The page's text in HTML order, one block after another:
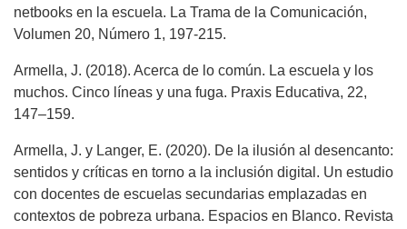
netbooks en la escuela. La Trama de la Comunicación,
Volumen 20, Número 1, 197-215.
Armella, J. (2018). Acerca de lo común. La escuela y los
muchos. Cinco líneas y una fuga. Praxis Educativa, 22,
147–159.
Armella, J. y Langer, E. (2020). De la ilusión al desencanto:
sentidos y críticas en torno a la inclusión digital. Un estudio
con docentes de escuelas secundarias emplazadas en
contextos de pobreza urbana. Espacios en Blanco. Revista